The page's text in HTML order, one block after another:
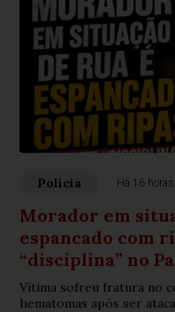
Polícia Há 16 horas
Morador em
espancado com
“disciplina” no
Vítima sofreu fratura no
hematomas após ser